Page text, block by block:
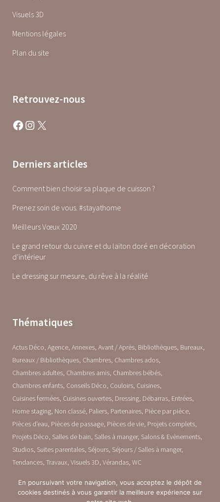
Visuels 3D
Mentions légales
Plan du site
Retrouvez-nous
Facebook Instagram X
Derniers articles
Comment bien choisir sa plaque de cuisson ?
Prenez soin de vous. #stayathome
Meilleurs Vœux 2020
Le grand retour du cuivre et du laiton doré en décoration
d’intérieur
Le dressing sur mesure, du rêve à la réalité
Thématiques
Actus Déco Agence Annexes Avant / Après Bibliothèques Bureaux
Bureaux / Bibliothèques Chambres Chambres ados
Chambres adultes Chambres amis Chambres bébés
Chambres enfants Conseils Déco Couloirs Cuisines
Cuisines fermées Cuisines ouvertes Dressing Débarras Entrées
Home staging Non classé Paliers Partenaires Pièce par pièce
Pièces d'eau Pièces de passage Pièces de vie Projets complets
Projets Déco Salles de bain Salles à manger Salons & Evènements
Studios Suites parentales Séjours Séjours / Salles à manger
Tendances Travaux Visuels 3D Vérandas WC
En poursuivant votre navigation, vous acceptez le dépôt de
cookies destinés à vous garantir la meilleure expérience sur